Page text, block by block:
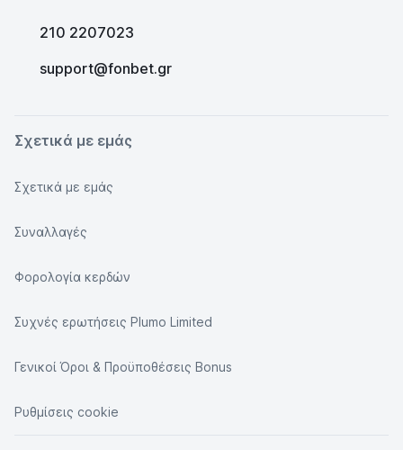
210 2207023
support@fonbet.gr
Σχετικά με εμάς
Σχετικά με εμάς
Συναλλαγές
Φορολογία κερδών
Συχνές ερωτήσεις Plumo Limited
Γενικοί Όροι & Προϋποθέσεις Bonus
Ρυθμίσεις cookie